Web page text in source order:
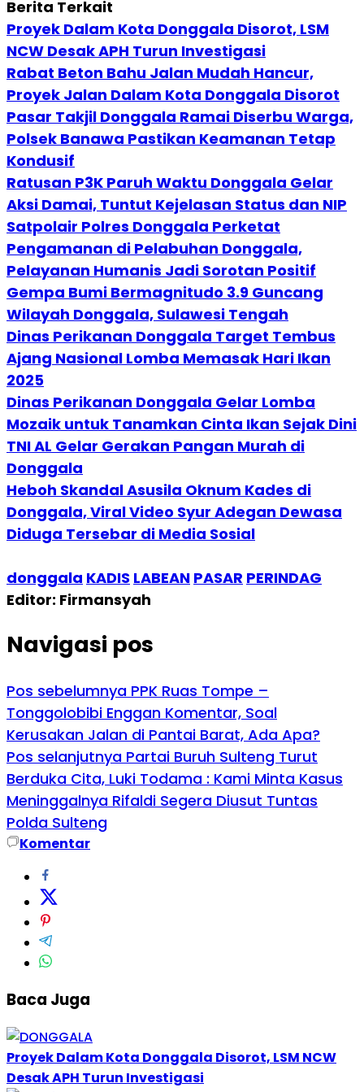
Berita Terkait
Proyek Dalam Kota Donggala Disorot, LSM
NCW Desak APH Turun Investigasi
Rabat Beton Bahu Jalan Mudah Hancur,
Proyek Jalan Dalam Kota Donggala Disorot
Pasar Takjil Donggala Ramai Diserbu Warga,
Polsek Banawa Pastikan Keamanan Tetap
Kondusif
Ratusan P3K Paruh Waktu Donggala Gelar
Aksi Damai, Tuntut Kejelasan Status dan NIP
Satpolair Polres Donggala Perketat
Pengamanan di Pelabuhan Donggala,
Pelayanan Humanis Jadi Sorotan Positif
Gempa Bumi Bermagnitudo 3.9 Guncang
Wilayah Donggala, Sulawesi Tengah
Dinas Perikanan Donggala Target Tembus
Ajang Nasional Lomba Memasak Hari Ikan
2025
Dinas Perikanan Donggala Gelar Lomba
Mozaik untuk Tanamkan Cinta Ikan Sejak Dini
TNI AL Gelar Gerakan Pangan Murah di
Donggala
Heboh Skandal Asusila Oknum Kades di
Donggala, Viral Video Syur Adegan Dewasa
Diduga Tersebar di Media Sosial
donggala KADIS LABEAN PASAR PERINDAG
Editor: Firmansyah
Navigasi pos
Pos sebelumnya PPK Ruas Tompe –
Tonggolobibi Enggan Komentar, Soal
Kerusakan Jalan di Pantai Barat, Ada Apa?
Pos selanjutnya Partai Buruh Sulteng Turut
Berduka Cita, Luki Todama : Kami Minta Kasus
Meninggalnya Rifaldi Segera Diusut Tuntas
Polda Sulteng
Komentar
Baca Juga
Proyek Dalam Kota Donggala Disorot, LSM NCW
Desak APH Turun Investigasi